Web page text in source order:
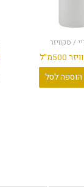
/ סקוויזר
הוספה לסל